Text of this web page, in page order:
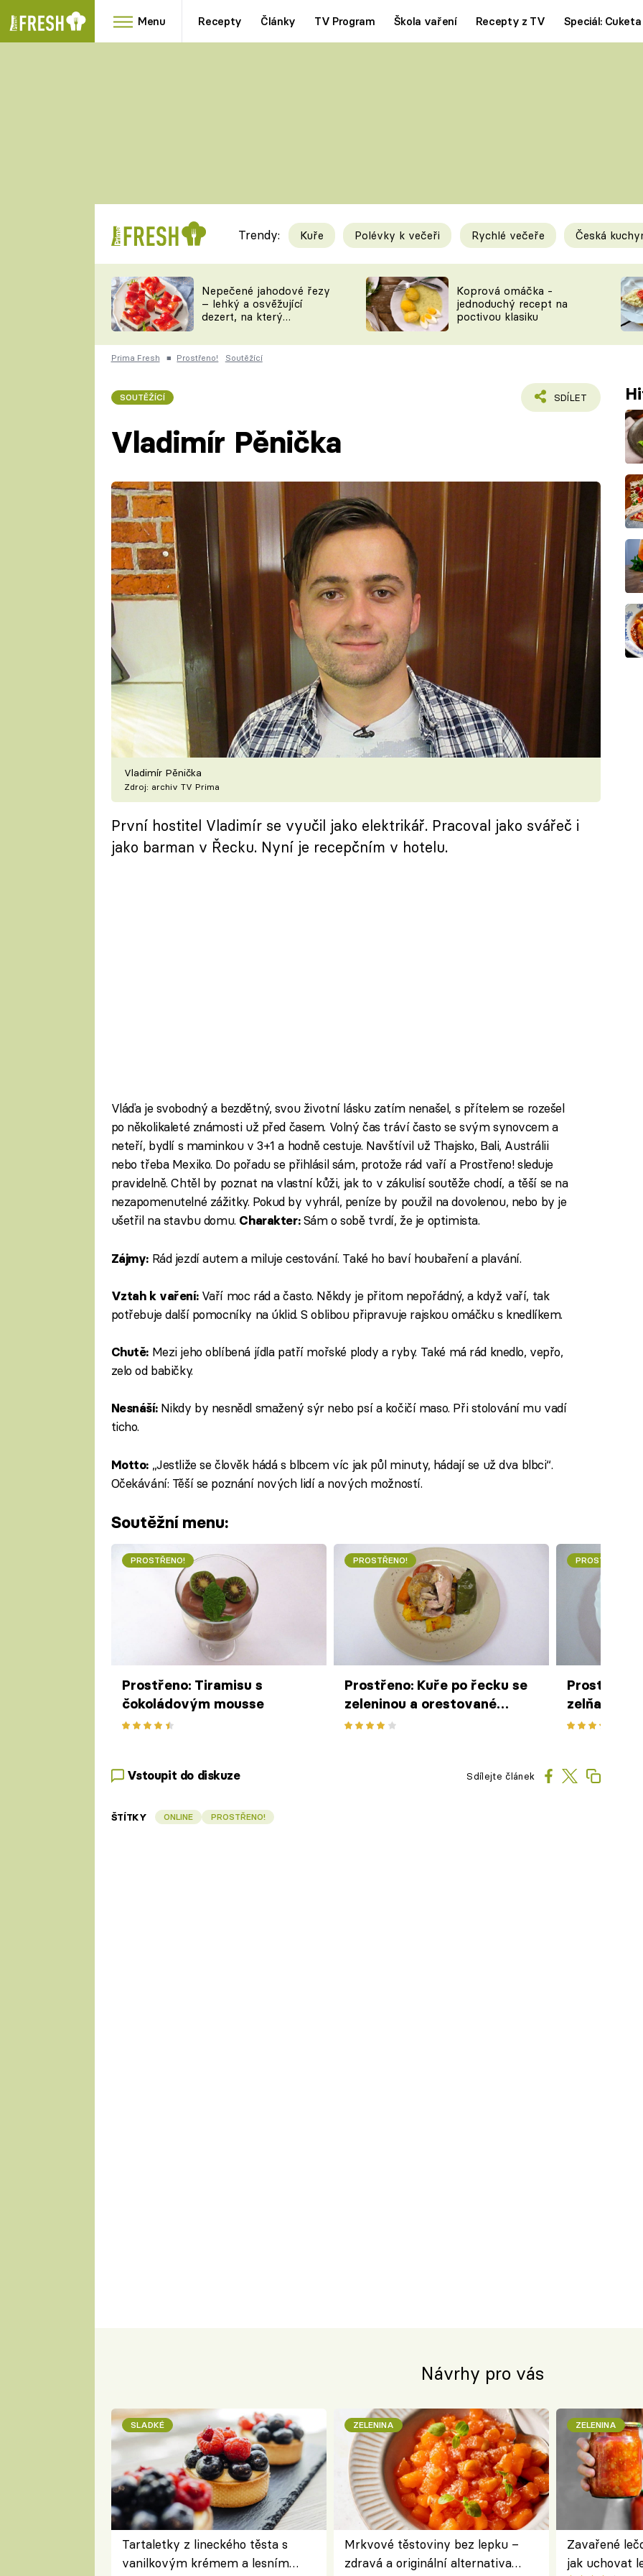
Menu Recepty Články TV Program Škola vaření Recepty z TV Speciál: Cuketa
RYCHLOVKY
Videorecepty
TEĎ VAŘÍ ŠÉF!
ČESKO NA TALÍŘI
Tipy a triky
KAM ZA JÍDLEM
VYCHYTÁVKY
ČASOPIS
Trendy: Kuře Polévky k večeři Rychlé večeře Česká
Nepečené jahodové řezy
– lehký a osvěžující
dezert, na který
Koprová omáčka -
jednoduchý recept na
poctivou klasiku
Prima Fresh ■ Prostřeno! Soutěžící
SOUTĚŽÍCÍ SDÍLET
Vladimír Pěnička
Vladimír Pěnička
Zdroj: archiv TV Prima
První hostitel Vladimír se vyučil jako elektrikář. Pracoval jako svářeč i
jako barman v Řecku. Nyní je recepčním v hotelu.
Vláďa je svobodný a bezdětný, svou životní lásku zatím nenašel, s přítelem se rozešel
po několikaleté známosti už před časem. Volný čas tráví často se svým synovcem a
neteří, bydlí s maminkou v 3+1 a hodně cestuje. Navštívil už Thajsko, Bali, Austrálii
nebo třeba Mexiko. Do pořadu se přihlásil sám, protože rád vaří a Prostřeno! sleduje
pravidelně. Chtěl by poznat na vlastní kůži, jak to v zákulisí soutěže chodí, a těší se na
nezapomenutelné zážitky. Pokud by vyhrál, peníze by použil na dovolenou, nebo by je
ušetřil na stavbu domu. Charakter: Sám o sobě tvrdí, že je optimista.
Zájmy: Rád jezdí autem a miluje cestování. Také ho baví houbaření a plavání.
Vztah k vaření: Vaří moc rád a často. Někdy je přitom nepořádný, a když vaří, tak
potřebuje další pomocníky na úklid. S oblibou připravuje rajskou omáčku s knedlíkem.
Chutě: Mezi jeho oblíbená jídla patří mořské plody a ryby. Také má rád knedlo, vepřo,
zelo od babičky.
Nesnáší: Nikdy by nesnědl smažený sýr nebo psí a kočičí maso. Při stolování mu vadí
ticho.
Motto:„Jestliže se člověk hádá s blbcem víc jak půl minuty, hádají se už dva blbci“.
Očekávání: Těší se poznání nových lidí a nových možností.
Soutěžní menu:
PROSTŘENO!
Prostřeno: Tiramisu s
čokoládovým mousse
PROSTŘENO!
Prostřeno: Kuře po řecku se
zeleninou a orestované
brambory s tymiánem
PROSTŘENO!
Prostřeno:
zelňačka s
Vstoupit do diskuze Sdílejte článek
ŠTÍTKY ONLINE PROSTŘENO!
Návrhy pro vás
SLADKÉ
Tartaletky z lineckého těsta s
vanilkovým krémem a lesním
ZELENINA
Mrkvové těstoviny bez lepku –
zdravá a originální alternativa
ZELENINA
Zavařené
jak uchovat